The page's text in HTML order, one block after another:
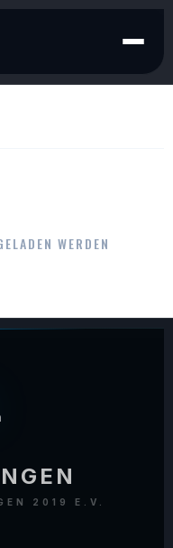
WERDEN
2019 E.V.